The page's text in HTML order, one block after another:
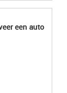
een auto